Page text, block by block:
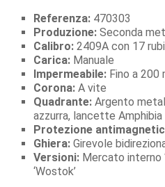
Referenza: 470303
Produzione: Seconda
Calibro: 2409A con 17
Carica: Manuale
Impermeabile: Fino a 200
Corona: A vite
Quadrante: Argento
azzurra, lancette Amphibia
Protezione
Ghiera: Girevole
Versioni: Mercato interno
‘Wostok’